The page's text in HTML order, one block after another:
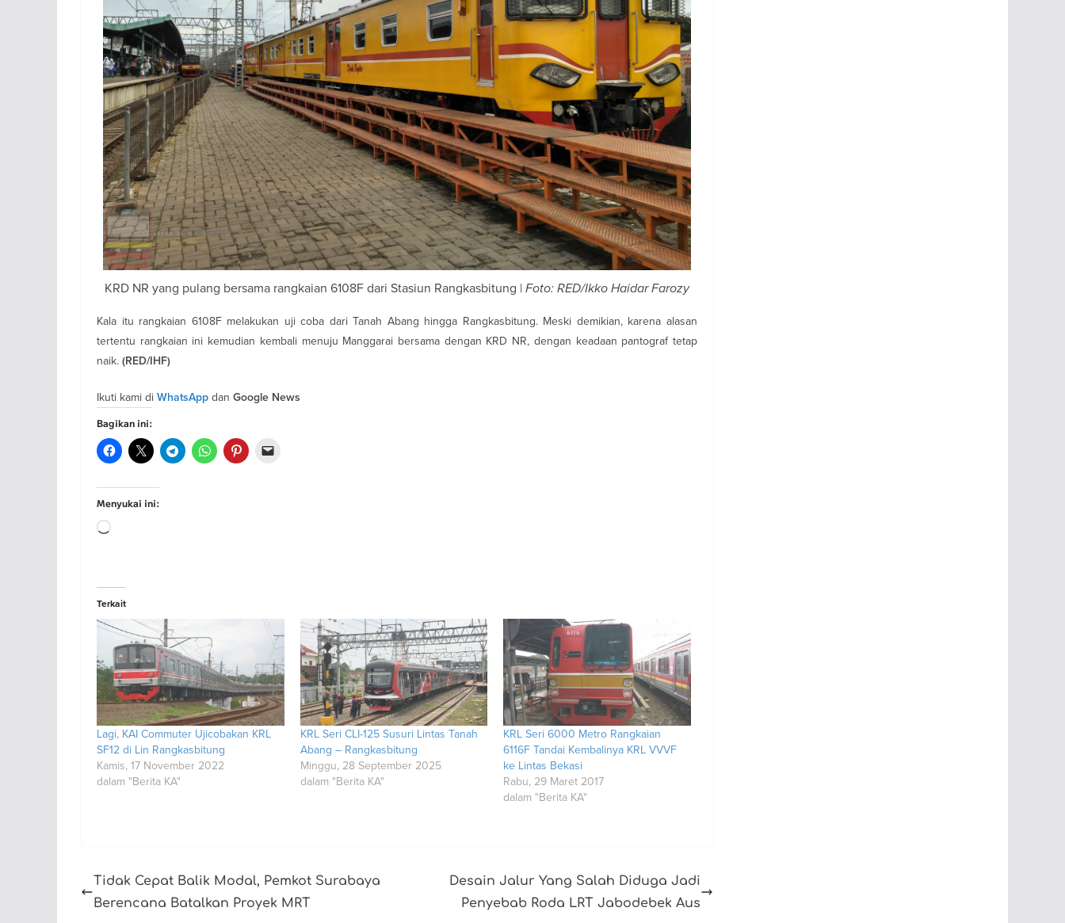
KRD NR yang pulang bersama rangkaian 6108F dari Stasiun Rangkasbitung | Foto: RED/Ikko Haidar Farozy
Kala itu rangkaian 6108F melakukan uji coba dari Tanah Abang hingga Rangkasbitung. Meski demikian, karena alasan
tertentu rangkaian ini kemudian kembali menuju Manggarai bersama dengan KRD NR, dengan keadaan pantograf tetap
naik. (RED/IHF)
Ikuti kami di WhatsApp dan Google News
Bagikan ini:
Menyukai ini:
Memuat...
Terkait
Lagi, KAI Commuter Ujicobakan KRL
SF12 di Lin Rangkasbitung
Kamis, 17 November 2022
dalam "Berita KA"
KRL Seri CLI-125 Susuri Lintas Tanah
Abang – Rangkasbitung
Minggu, 28 September 2025
dalam "Berita KA"
KRL Seri 6000 Metro Rangkaian
6116F Tandai Kembalinya KRL VVVF
ke Lintas Bekasi
Rabu, 29 Maret 2017
dalam "Berita KA"
Tidak Cepat Balik Modal, Pemkot Surabaya
Berencana Batalkan Proyek MRT
Desain Jalur Yang Salah Diduga Jadi
Penyebab Roda LRT Jabodebek Aus